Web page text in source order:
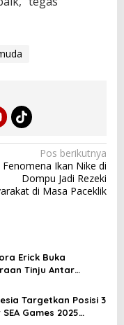
Pos berikutnya
Fenomena Ikan Nike di
Dompu Jadi Rezeki
di Masa Paceklik
Erick Buka
Tinju Antar
Targetkan Posisi 3
Games 2025